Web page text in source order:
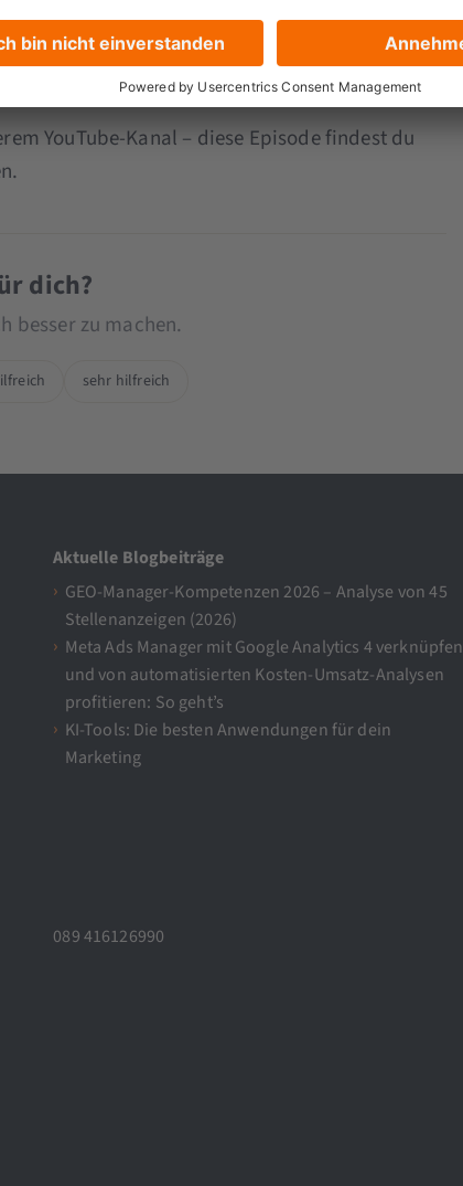
zum Mitarbeiter – jeder kann davon profitieren.
neu zu strukturieren, Prioritäten klar
Produktivität und Wohlbefinden zu finden.
YouTube-Kanal – diese Episode findest du
dich?
besser zu machen.
sehr hilfreich
Aktuelle Blogbeiträge
GEO-Manager-Kompetenzen 2026 – Analyse von 45
Stellenanzeigen (2026)
Meta Ads Manager mit Google Analytics 4 verknüpfen
und von automatisierten Kosten-Umsatz-Analysen
profitieren: So geht’s
KI-Tools: Die besten Anwendungen für dein
Marketing
089 416126990